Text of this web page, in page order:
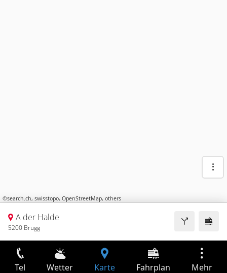
©search.ch, swisstopo, OpenStreetMap, others
A der Halde
5200 Brugg
Tel Wetter Karte Fahrplan Mehr